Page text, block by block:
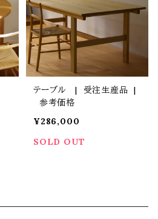
テーブル | 受注生産品 |
参考価格
¥286,000
SOLD OUT